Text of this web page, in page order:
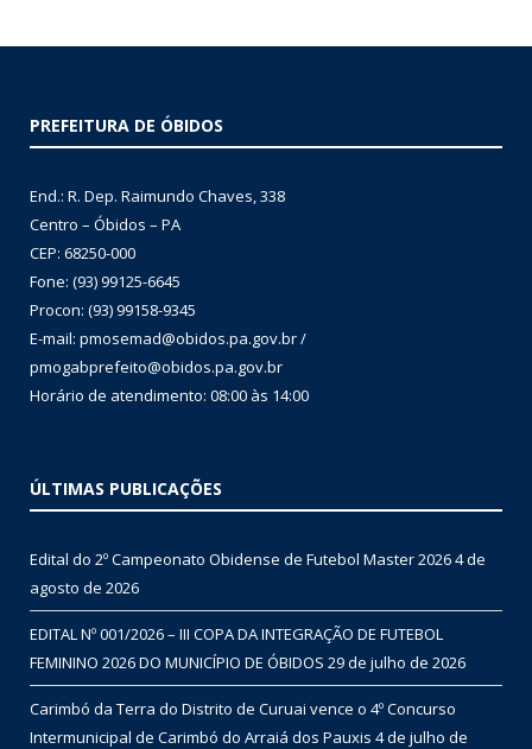
PREFEITURA DE ÓBIDOS
End.: R. Dep. Raimundo Chaves, 338
Centro – Óbidos – PA
CEP: 68250-000
Fone: (93) 99125-6645
Procon: (93) 99158-9345
E-mail: pmosemad@obidos.pa.gov.br /
pmogabprefeito@obidos.pa.gov.br
Horário de atendimento: 08:00 às 14:00
ÚLTIMAS PUBLICAÇÕES
Edital do 2º Campeonato Obidense de Futebol Master 20264 de
agosto de 2026
EDITAL Nº 001/2026 – III COPA DA INTEGRAÇÃO DE FUTEBOL
FEMININO 2026 DO MUNICÍPIO DE ÓBIDOS 29 de julho de 2026
Carimbó da Terra do Distrito de Curuai vence o 4º Concurso
Intermunicipal de Carimbó do Arraiá dos Pauxis 4 de julho de